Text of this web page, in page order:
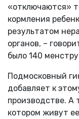
«отключаются»
кормления
результатом
органов, –
было 140
Подмосковный
добавляет к
производстве. А
котором живут